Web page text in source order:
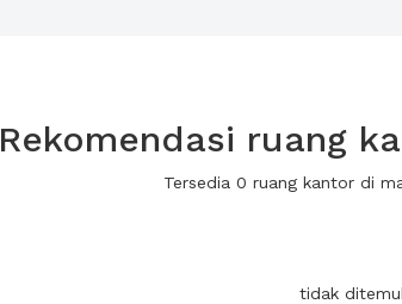
Rekomendasi ruang
Tersedia 0 ruang kantor di
tidak